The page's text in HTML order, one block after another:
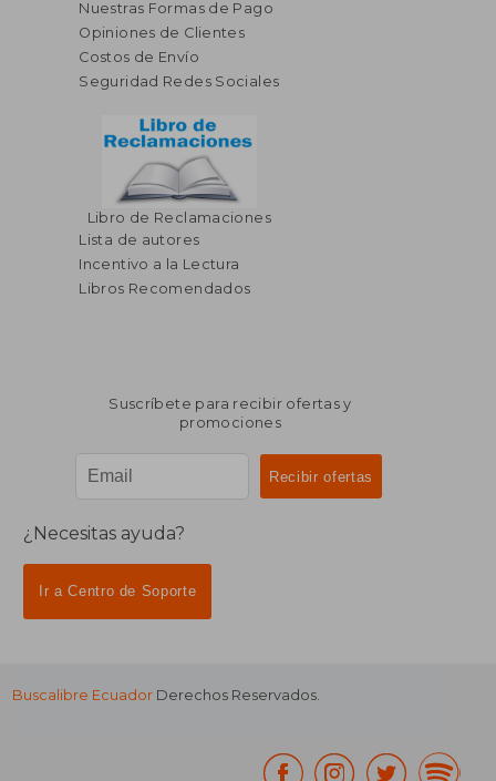
Nuestras Formas de Pago
Opiniones de Clientes
Costos de Envío
Seguridad Redes Sociales
Libro de Reclamaciones
Lista de autores
Incentivo a la Lectura
Libros Recomendados
Suscríbete para recibir ofertas y
promociones
¿Necesitas ayuda?
Ir a Centro de Soporte
Buscalibre Ecuador Derechos Reservados.